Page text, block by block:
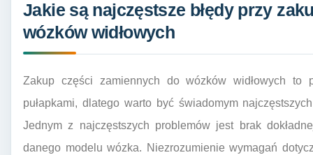
Jakie są najczęstsze błędy przy
wózków widłowych
Zakup części zamiennych do wózków widłowych
pułapkami, dlatego warto być świadomym
Jednym z najczęstszych problemów jest brak
danego modelu wózka. Niezrozumienie wymagań